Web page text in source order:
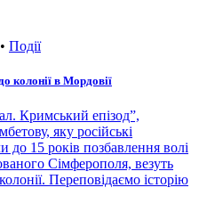
Події
колонії в Мордовії
Кримський епізод”,
яку російські
до 15 років позбавлення волі
Сімферополя, везуть
Переповідаємо історію